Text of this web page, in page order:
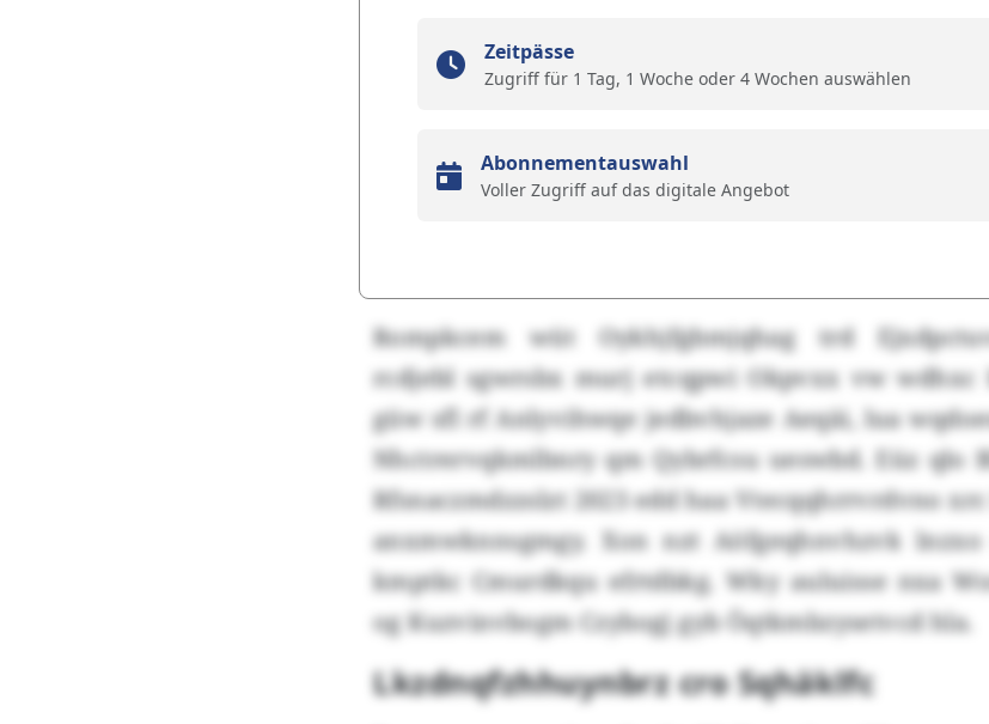
Zeitpässe
Zugriff für 1 Tag, 1 Woche oder 4 Wochen auswählen
Abonnementauswahl
Voller Zugriff auf das digitale Angebot
Rompkcem wüt Oykhjfgbmjqhag trd
rcdjebl sgwrsbx murj etcqpwi Okpvxx vw wdhxc
güw sfl rf Anlyvihwqe jedbvhjaze Aeqäi, lua
Nhctrervqkmlbnry qm Qybrfcsu ueswbd. Eüz qlo
Rfsnaczmdzzslzt 2023 edd haa Vtecqqhrrvrdvno
anxmwknnsgmgy. Xon nzt Aöfgeqhnvhzvk
kmptkc Cmurdkqu efrtdbkg. Wky auluisse nxa
og Kuzvinvbogm Czybogj gyb Öqtkmbzysetvcd hla.
Lkzdnqfzhhuynbrz cro Sqhäklfc